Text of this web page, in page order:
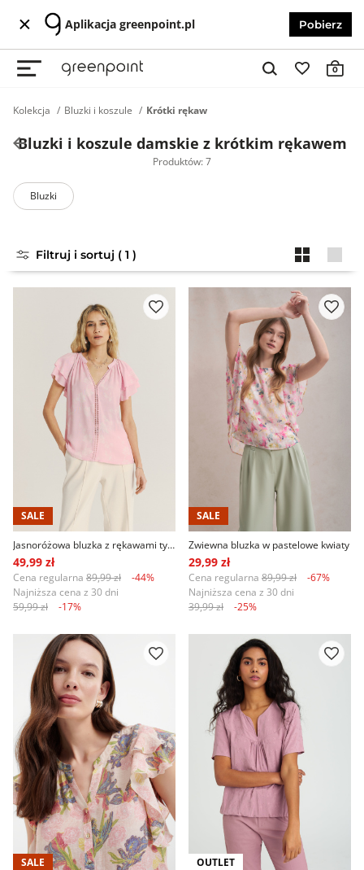
Aplikacja greenpoint.pl Pobierz
0
Kolekcja Bluzki i koszule Krótki rękaw
Bluzki i koszule damskie z krótkim rękawem
Produktów: 7
Bluzki
Filtruj i sortuj ( 1 )
SALE
Jasnoróżowa bluzka z rękawami typu motylki
49,99 zł
Cena regularna 89,99 zł
-44%
Najniższa cena z 30 dni
59,99 zł
-17%
SALE
Zwiewna bluzka w pastelowe kwiaty
29,99 zł
Cena regularna 89,99 zł
-67%
Najniższa cena z 30 dni
39,99 zł
-25%
SALE OUTLET